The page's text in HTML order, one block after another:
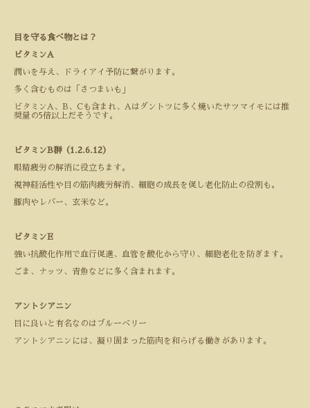
目を守る食べ物とは？
ビタミンA
潤いを与え、ドライアイ予防に繋がります。
多く含むものは「さつまいも」
ビタミン A 、 B、 Cも含まれ、 A はダントツに多く焼いたサツマイモには推
奨量の5倍以上だそうです。
ビタミン B群（ 1.2.6.12）
眼精疲労の解消に役立ちます。
視神経活性や目の筋肉疲労解消、細胞の成長を促し老化防止の役割も。
豚肉やレバー、玄米など。
ビタミン E
強い抗酸化作用で血行促進、血管を酸化から守り、細胞老化を防ぎます。
ごま、ナッツ、青魚などに多く含まれます。
アントシアニン
目に良いと有名なのはブルーベリー
アントシアニンには、凝り固まった筋肉を和らげる働きがあります。